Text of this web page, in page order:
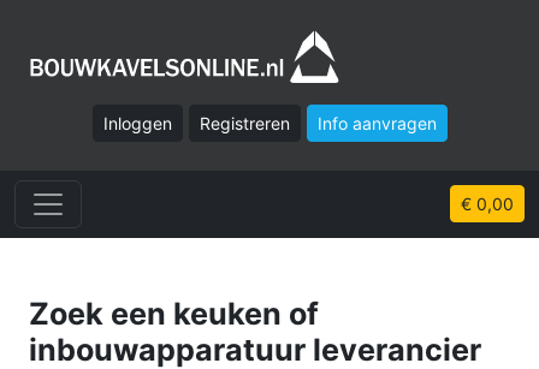
Inloggen Registreren Info aanvragen
€ 0,00
Zoek een keuken of
inbouwapparatuur leverancier